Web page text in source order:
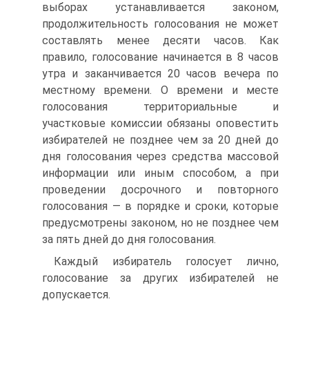
выборах устанавливается законом,
продолжительность голосования не может
составлять менее десяти часов. Как
правило, голосование начинается в 8 часов
утра и заканчивается 20 часов вечера по
местному времени. О времени и месте
голосования территориальные и
участковые комиссии обязаны оповестить
избирателей не позднее чем за 20 дней до
дня голосования через средства массовой
информации или иным способом, а при
проведении досрочного и повторного
голосования — в порядке и сроки, которые
предусмотрены законом, но не позднее чем
за пять дней до дня голосования.
Каждый избиратель голосует лично,
голосование за других избирателей не
допускается.